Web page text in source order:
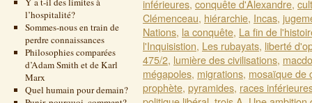
l’hospitalité?
Sommes-nous en train de
perdre connaissances
Philosophies comparées
d’Adam Smith et de Karl
Marx
Quel humain pour demain?
inférieures, conquête d'Alexandre,
Clémenceau, hiérarchie, Incas,
Nations, la conquête, La fin de
l'Inquisistion, Les rubayats, liberté
475/2, lumière des civilisations,
mégapoles, migrations, mosaïque de
prophète, pyramides, races